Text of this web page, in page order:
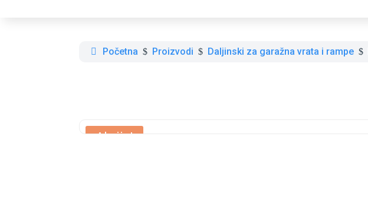
Početna $ Proizvodi $ Daljinski za garažna vrata i rampe $
Akcija!